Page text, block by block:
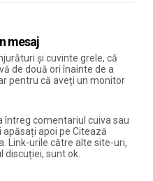
mesaj
și cuvinte grele, că
de două ori înainte de a
pentru că aveți un monitor
întreg comentariul cuiva sau
apoi pe Citează
Link-urile către alte site-uri,
discuției, sunt ok.